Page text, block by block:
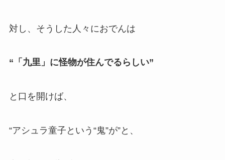
対し、そうした人々におでんは
“「九里」に怪物が住んでるらしい”
と口を開けば、
“アシュラ童子という“鬼”が”と、